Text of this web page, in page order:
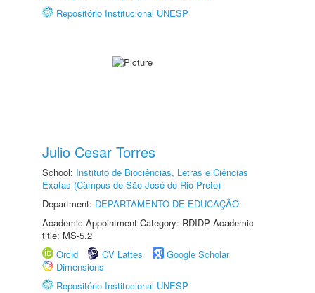
Repositório Institucional UNESP
Julio Cesar Torres
School: Instituto de Biociências, Letras e Ciências
Exatas (Câmpus de São José do Rio Preto)
Department: DEPARTAMENTO DE EDUCAÇÃO
Academic Appointment Category: RDIDP Academic
title: MS-5.2
Orcid
CV Lattes
Google Scholar
Dimensions
Repositório Institucional UNESP